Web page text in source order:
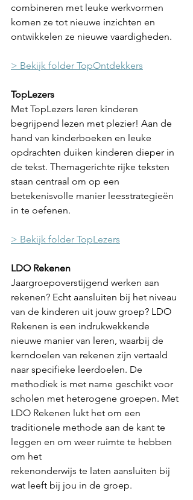
combineren met leuke werkvormen
komen ze tot nieuwe inzichten en
ontwikkelen ze nieuwe vaardigheden.
> Bekijk folder TopOntdekkers
TopLezers
Met TopLezers leren kinderen
begrijpend lezen met plezier! Aan de
hand van kinderboeken en leuke
opdrachten duiken kinderen dieper in
de tekst. Themagerichte rijke teksten
staan centraal om op een
betekenisvolle manier leesstrategieën
in te oefenen.
> Bekijk folder TopLezers
LDO Rekenen
Jaargroepoverstijgend werken aan
rekenen? Echt aansluiten bij het niveau
van de kinderen uit jouw groep? LDO
Rekenen is een indrukwekkende
nieuwe manier van leren, waarbij de
kerndoelen van rekenen zijn vertaald
naar specifieke leerdoelen. De
methodiek is met name geschikt voor
scholen met heterogene groepen. Met
LDO Rekenen lukt het om een
traditionele methode aan de kant te
leggen en om weer ruimte te hebben
om het
rekenonderwijs te laten aansluiten bij
wat leeft bij jou in de groep.